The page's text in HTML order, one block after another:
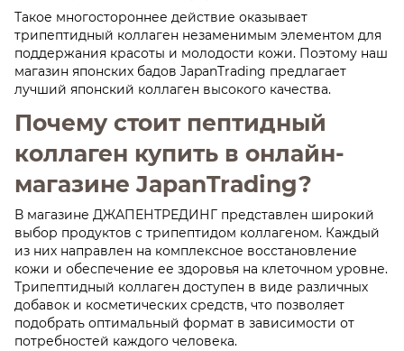
Такое многостороннее действие оказывает
трипептидный коллаген незаменимым элементом для
поддержания красоты и молодости кожи. Поэтому наш
магазин японских бадов JapanTrading предлагает
лучший японский коллаген высокого качества.
Почему стоит пептидный
коллаген купить в онлайн-
магазине JapanTrading?
В магазине ДЖАПЕНТРЕДИНГ представлен широкий
выбор продуктов с трипептидом коллагеном. Каждый
из них направлен на комплексное восстановление
кожи и обеспечение ее здоровья на клеточном уровне.
Трипептидный коллаген доступен в виде различных
добавок и косметических средств, что позволяет
подобрать оптимальный формат в зависимости от
потребностей каждого человека.